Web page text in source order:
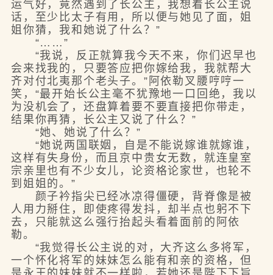
运气好，竟然遇到了长公主，我想着长公主说
话，至少比太子有用，所以便与她见了面，姐
姐你猜，我和她说了什么？”
“……”
“我说，反正就算我今天不来，你们迟早也
会来找我的，只要答应把你嫁给我，我就帮大
齐对付北夷那个老头子。”阿依勒叉腰哼哼一
笑，“最开始长公主毫不犹豫地一口回绝，我以
为没机会了，还盘算着要不要直接把你带走，
结果你再猜，长公主又说了什么？”
“她、她说了什么？”
“她说两国联姻，自是不能说嫁谁就嫁谁，
这样有失身份，而且京中贵女无数，就连皇室
宗亲里也有不少女儿，论资格论家世，也轮不
到姐姐的。”
颜子衿指尖已经冰凉得僵硬，背脊像是被
人用力掰住，即使疼得发抖，却半点也躬不下
去，只能就这么强行抬起头看着面前的阿依
勒。
“我觉得长公主说的对，大齐这么多将军，
一个怀化将军的妹妹怎么能有和亲的资格，但